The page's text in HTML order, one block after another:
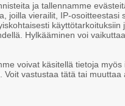
ollut kiire isosiskojen
ja tallennamme
joilla vierailit, IP-osoitteestasi
Hylkääminen voi
voivat käsitellä tietoja
Voit vastustaa tätä tai